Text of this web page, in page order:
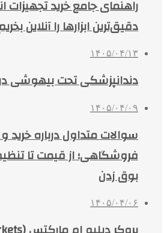
راهنمای جامع خرید تجهیزات
دقیق‌ترین ابزارها را آنلاین
۱۴۰۵/۰۴/۱۳
دندانپزشکی تحت بیهوشی
۱۴۰۵/۰۴/۰۹
سوالات متداول درباره
فروشگاهی؛ از قیمت تا
بوق زدن
۱۴۰۵/۰۴/۰۶